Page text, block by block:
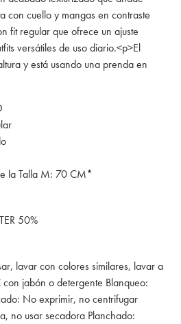
con cuello y mangas en contraste
fit regular que ofrece un ajuste
versátiles de uso diario.<p>El
y está usando una prenda en
la Talla M: 70 CM*
50%
lavar con colores similares, lavar a
jabón o detergente Blanqueo:
No exprimir, no centrifugar
no usar secadora Planchado: